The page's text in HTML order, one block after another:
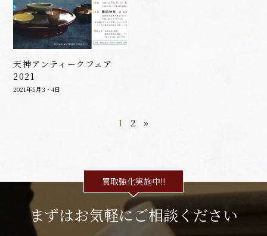
天神アンティークフェア
2021
2021年5月3・4日
1 2 »
買取強化実施中!!
まずはお気軽にご相談ください